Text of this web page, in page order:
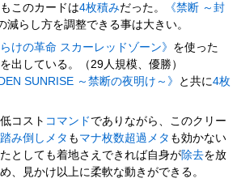
このカードは4枚積みだった。
《禁断 ～封
減らし方を調整できる事は大きい。
らけの革命 スカーレッドゾーン》 を使った
出している。（29人規模、優勝）
SUNRISE ～禁断の夜明け～》 と共に4枚
コスト コマンド でありながら、このクリー
み倒しメタ も マナ枚数超過メタ も効かない
としても着地さえできれば自身が除去を放
、見かけ以上に柔軟な動きができる。